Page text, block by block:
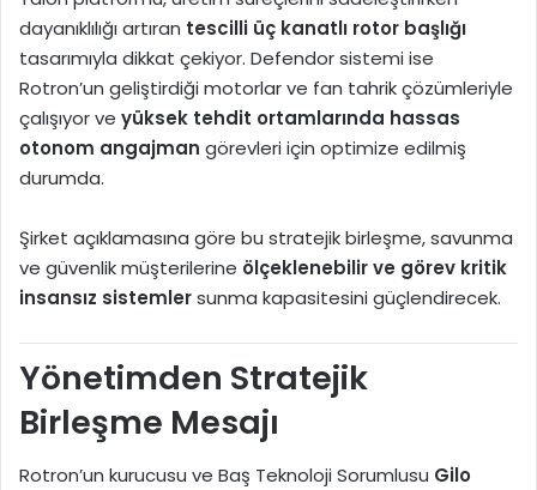
dayanıklılığı artıran tescilli üç kanatlı rotor başlığı
tasarımıyla dikkat çekiyor. Defendor sistemi ise
Rotron’un geliştirdiği motorlar ve fan tahrik çözümleriyle
çalışıyor ve yüksek tehdit ortamlarında hassas
otonom angajman görevleri için optimize edilmiş
durumda.
Şirket açıklamasına göre bu stratejik birleşme, savunma
ve güvenlik müşterilerine ölçeklenebilir ve görev kritik
insansız sistemlersunma kapasitesini güçlendirecek.
Yönetimden Stratejik
Birleşme Mesajı
Rotron’un kurucusu ve Baş Teknoloji Sorumlusu Gilo